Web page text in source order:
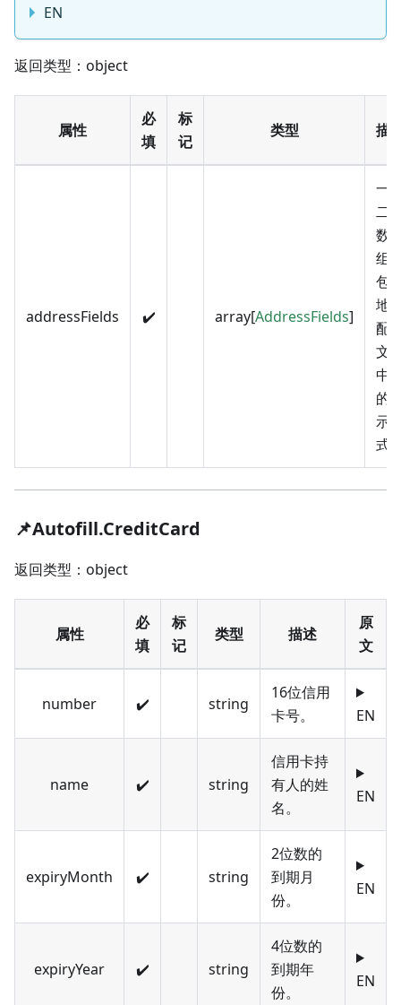
EN
返回类型：object
属性
必
填
标
记
类型 描
addressFields ✔️ array[AddressFields]
一
二
数
组
包
地
配
文
中
的
示
式
📌Autofill.CreditCard
返回类型：object
属性
必
填
标
记
类型 描述
原
文
number ✔️ string
16位信用
卡号。
EN
name ✔️ string
信用卡持
有人的姓
名。
EN
expiryMonth ✔️ string
2位数的
到期月
份。
EN
expiryYear ✔️ string
4位数的
到期年
份。
EN